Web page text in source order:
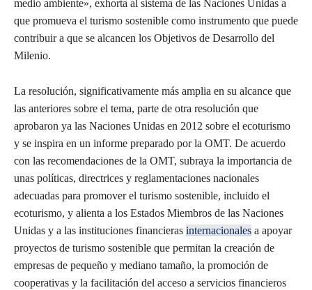
medio ambiente», exhorta al sistema de las Naciones Unidas a
que promueva el turismo sostenible como instrumento que puede
contribuir a que se alcancen los Objetivos de Desarrollo del
Milenio.
La resolución, significativamente más amplia en su alcance que
las anteriores sobre el tema, parte de otra resolución que
aprobaron ya las Naciones Unidas en 2012 sobre el ecoturismo
y se inspira en un informe preparado por la OMT. De acuerdo
con las recomendaciones de la OMT, subraya la importancia de
unas políticas, directrices y reglamentaciones nacionales
adecuadas para promover el turismo sostenible, incluido el
ecoturismo, y alienta a los Estados Miembros de las Naciones
Unidas y a las instituciones financieras internacionales a apoyar
proyectos de turismo sostenible que permitan la creación de
empresas de pequeño y mediano tamaño, la promoción de
cooperativas y la facilitación del acceso a servicios financieros